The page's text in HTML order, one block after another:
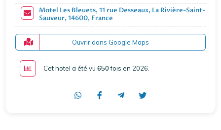
Motel Les Bleuets, 11 rue Desseaux, La Rivière-Saint-
Sauveur, 14600, France
Ouvrir dans Google Maps
Cet hotel a été vu 650fois en 2026